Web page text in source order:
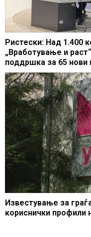
Ристески: Над 1.400
„Вработување и
поддршка за 65 нови
Известување за
кориснички профили